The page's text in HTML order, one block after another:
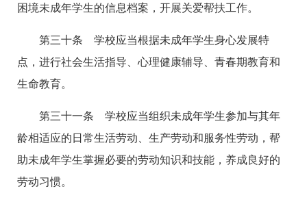
困境未成年学生的信息档案，开展关爱帮扶工作。
第三十条 学校应当根据未成年学生身心发展特
点，进行社会生活指导、心理健康辅导、青春期教育和
生命教育。
第三十一条 学校应当组织未成年学生参加与其年
龄相适应的日常生活劳动、生产劳动和服务性劳动，帮
助未成年学生掌握必要的劳动知识和技能，养成良好的
劳动习惯。